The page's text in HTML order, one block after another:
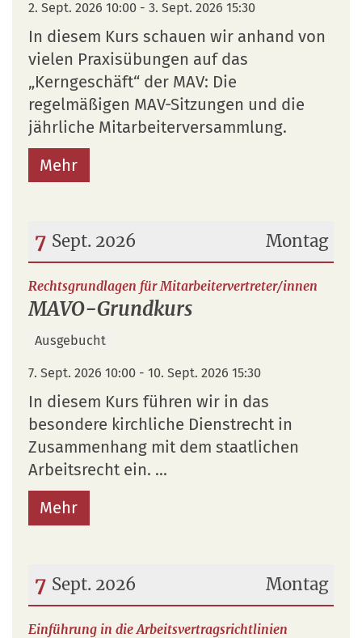
2. Sept. 2026 10:00 - 3. Sept. 2026 15:30
In diesem Kurs schauen wir anhand von
vielen Praxisübungen auf das
„Kerngeschäft“ der MAV: Die
regelmäßigen MAV-Sitzungen und die
jährliche Mitarbeiterversammlung.
Mehr
Montag
7 Sept. 2026
Datum: 7. September 2026
Rechtsgrundlagen für Mitarbeitervertreter/innen
MAVO-Grundkurs
Ausgebucht
7. Sept. 2026 10:00 - 10. Sept. 2026 15:30
In diesem Kurs führen wir in das
besondere kirchliche Dienstrecht in
Zusammenhang mit dem staatlichen
Arbeitsrecht ein. ...
Mehr
Montag
7 Sept. 2026
Datum: 7. September 2026
Einführung in die Arbeitsvertragsrichtlinien